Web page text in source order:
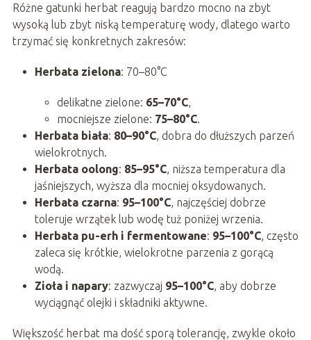
Różne gatunki herbat reagują bardzo mocno na zbyt
wysoką lub zbyt niską temperaturę wody, dlatego warto
trzymać się konkretnych zakresów:
Herbata zielona: 70–80°C
delikatne zielone: 65–70°C,
mocniejsze zielone: 75–80°C.
Herbata biała: 80–90°C, dobra do dłuższych parzeń
wielokrotnych.
Herbata oolong: 85–95°C, niższa temperatura dla
jaśniejszych, wyższa dla mocniej oksydowanych.
Herbata czarna: 95–100°C, najczęściej dobrze
toleruje wrzątek lub wodę tuż poniżej wrzenia.
Herbata pu-erh i fermentowane: 95–100°C, często
zaleca się krótkie, wielokrotne parzenia z gorącą
wodą.
Zioła i napary: zazwyczaj 95–100°C, aby dobrze
wyciągnąć olejki i składniki aktywne.
Większość herbat ma dość sporą tolerancję, zwykle około